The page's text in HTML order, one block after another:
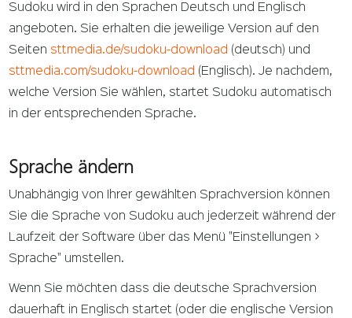
Sudoku wird in den Sprachen Deutsch und Englisch
angeboten. Sie erhalten die jeweilige Version auf den
Seiten sttmedia.de/sudoku-download (deutsch) und
sttmedia.com/sudoku-download (Englisch). Je nachdem,
welche Version Sie wählen, startet Sudoku automatisch
in der entsprechenden Sprache.
Sprache ändern
Unabhängig von Ihrer gewählten Sprachversion können
Sie die Sprache von Sudoku auch jederzeit während der
Laufzeit der Software über das Menü "Einstellungen >
Sprache" umstellen.
Wenn Sie möchten dass die deutsche Sprachversion
dauerhaft in Englisch startet (oder die englische Version